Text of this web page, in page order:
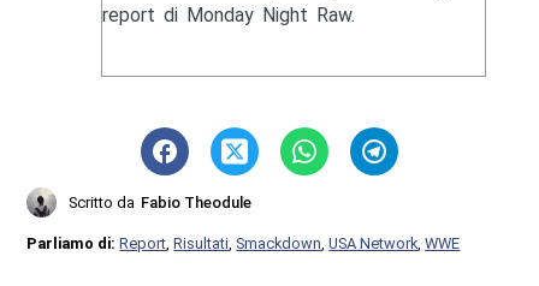
report di Monday Night Raw.
Scritto da Fabio Theodule
Parliamo di:Report ,Risultati ,Smackdown ,USA Network ,WWE